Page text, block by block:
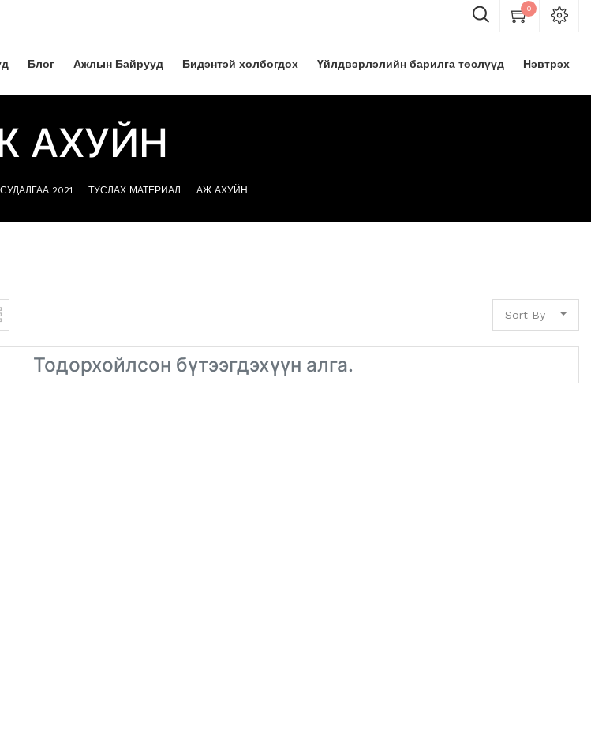
0
Блог Ажлын Байрууд Бидэнтэй холбогдох Үйлдвэрлэлийн барилга төслүүд Нэвтрэх
АХУЙН
2021 ТУСЛАХ МАТЕРИАЛ АЖ АХУЙН
Sort By
Тодорхойлсон бүтээгдэхүүн алга.